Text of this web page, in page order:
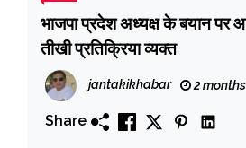
भाजपा प्रदेश अध्यक्ष के बयान पर
तीखी प्रतिक्रिया व्यक्त
jantakikhabar 2
Share